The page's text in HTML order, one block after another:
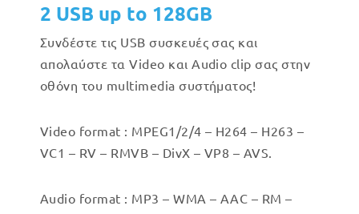
2 USB up to 128GB
Συνδέστε τις USB συσκευές σας και
απολαύστε τα Video και Audio clip σας στην
οθόνη του multimedia συστήματος!
Video format : MPEG1/2/4 – H264 – H263 –
VC1 – RV – RMVB – DivX – VP8 – AVS.
Audio format : MP3 – WMA – AAC – RM –